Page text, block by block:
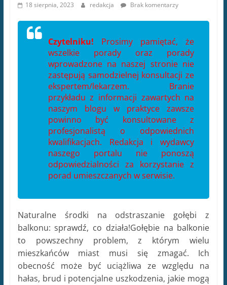
18 sierpnia, 2023 redakcja Brak komentarzy
Czytelniku! Prosimy pamiętać, że
wszelkie porady oraz porady
wprowadzone na naszej stronie nie
zastępują samodzielnej konsultacji ze
ekspertem/lekarzem. Branie
przykładu z informacji zawartych na
naszym blogu w praktyce zawsze
powinno być konsultowane z
profesjonalistą o odpowiednich
kwalifikacjach. Redakcja i wydawcy
naszego portalu nie ponoszą
odpowiedzialności za korzystanie z
porad umieszczanych w serwisie.
Naturalne środki na odstraszanie gołębi z
balkonu: sprawdź, co działa!Gołębie na balkonie
to powszechny problem, z którym wielu
mieszkańców miast musi się zmagać. Ich
obecność może być uciążliwa ze względu na
hałas, brud i potencjalne uszkodzenia, jakie mogą